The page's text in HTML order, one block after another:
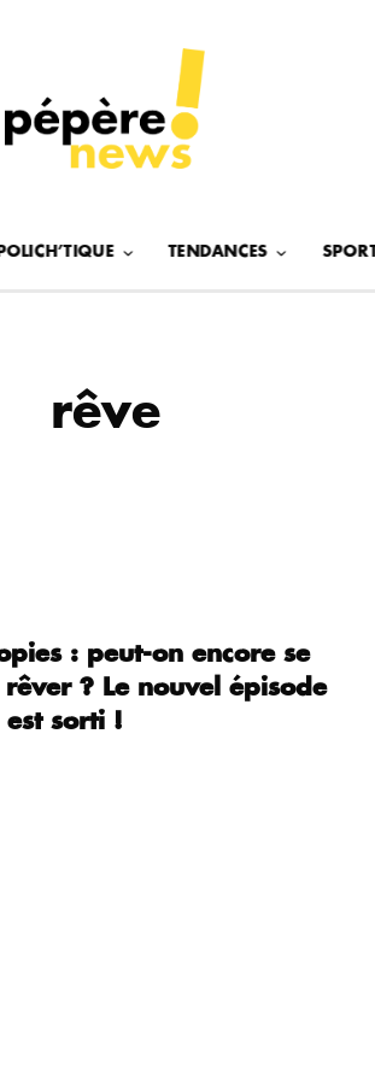
POLICH’TIQUE TENDANCES SPORT
rêve
: peut-on encore se
? Le nouvel épisode
est sorti !